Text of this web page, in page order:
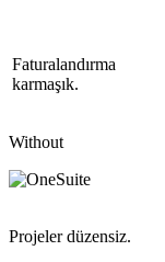
Faturalandırma
karmaşık.
Without
Projeler düzensiz.